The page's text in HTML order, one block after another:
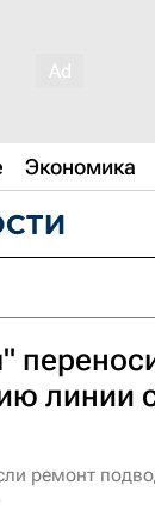
Экономика
линии
ремонт